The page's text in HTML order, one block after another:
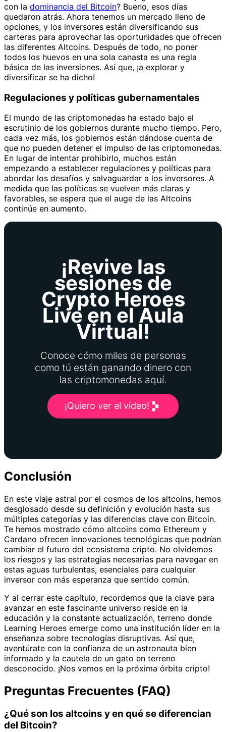
con la dominancia del Bitcoin? Bueno, esos días
quedaron atrás. Ahora tenemos un mercado lleno de
opciones, y los inversores están diversificando sus
carteras para aprovechar las oportunidades que ofrecen
las diferentes Altcoins. Después de todo, no poner
todos los huevos en una sola canasta es una regla
básica de las inversiones. Así que, ¡a explorar y
diversificar se ha dicho!
Regulaciones y políticas gubernamentales
El mundo de las criptomonedas ha estado bajo el
escrutinio de los gobiernos durante mucho tiempo. Pero,
cada vez más, los gobiernos están dándose cuenta de
que no pueden detener el impulso de las criptomonedas.
En lugar de intentar prohibirlo, muchos están
empezando a establecer regulaciones y políticas para
abordar los desafíos y salvaguardar a los inversores. A
medida que las políticas se vuelven más claras y
favorables, se espera que el auge de las Altcoins
continúe en aumento.
¡Revive las
sesiones de
Crypto Heroes
Live en el Aula
Virtual!
Conoce cómo miles de personas
como tú están ganando dinero con
las criptomonedas aquí.
¡Quiero ver el vídeo!
Conclusión
En este viaje astral por el cosmos de los altcoins, hemos
desglosado desde su definición y evolución hasta sus
múltiples categorías y las diferencias clave con Bitcoin.
Te hemos mostrado cómo altcoins como Ethereum y
Cardano ofrecen innovaciones tecnológicas que podrían
cambiar el futuro del ecosistema cripto. No olvidemos
los riesgos y las estrategias necesarias para navegar en
estas aguas turbulentas, esenciales para cualquier
inversor con más esperanza que sentido común.
Y al cerrar este capítulo, recordemos que la clave para
avanzar en este fascinante universo reside en la
educación y la constante actualización, terreno donde
Learning Heroes emerge como una institución líder en la
enseñanza sobre tecnologías disruptivas. Así que,
aventúrate con la confianza de un astronauta bien
informado y la cautela de un gato en terreno
desconocido. ¡Nos vemos en la próxima órbita cripto!
Preguntas Frecuentes (FAQ)
¿Qué son los altcoins y en qué se diferencian
del Bitcoin?